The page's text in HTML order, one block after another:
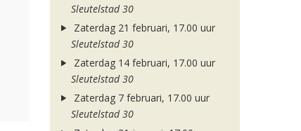
Sleutelstad 30
Zaterdag 21 februari, 17.00 uur
Sleutelstad 30
Zaterdag 14 februari, 17.00 uur
Sleutelstad 30
Zaterdag 7 februari, 17.00 uur
Sleutelstad 30